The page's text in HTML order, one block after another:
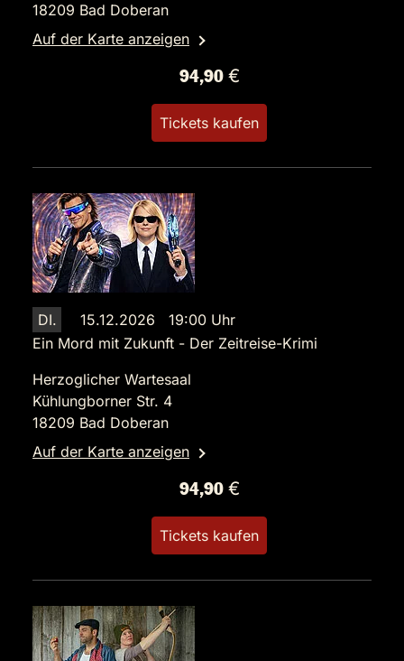
18209 Bad Doberan
Auf der Karte anzeigen
94,90 €
Tickets kaufen
DI.
15.12.2026 19:00 Uhr
Ein Mord mit Zukunft - Der Zeitreise-Krimi
Herzoglicher Wartesaal
Kühlungborner Str. 4
18209 Bad Doberan
Auf der Karte anzeigen
94,90 €
Tickets kaufen